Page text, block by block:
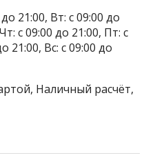
21:00, Вт: с 09:00 до
с 09:00 до 21:00, Пт: с
21:00, Вс: с 09:00 до
Наличный расчёт,